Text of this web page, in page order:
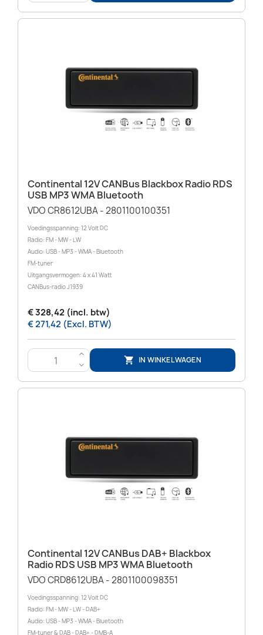
Continental 12V CANBus Blackbox Radio RDS
USB MP3 WMA Bluetooth
VDO CR8612UBA - 2801100100351
Voedingsspanning: 12 Volt DC
Radio: FM - MW - LW
Audio: USB - MP3 - WMA - Bluetooth
FM-tuner
Uitgangsvermogen: 4 x 41 Watt
CANBus-radio J1939
€ 328,42 (incl. btw)
€ 271,42 (Excl. BTW)
>
<
 IN WINKELWAGEN
Continental 12V CANBus DAB+ Blackbox
Radio RDS USB MP3 WMA Bluetooth
VDO CRD8612UBA - 2801100098351
Voedingsspanning: 12 Volt DC
Radio: FM - MW - LW - DAB+
Audio: USB - MP3 - WMA - Bluetooth
FM-tuner & DAB - DAB+ - DMB-A